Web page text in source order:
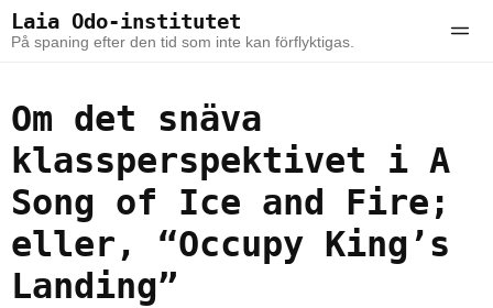
Skip to the content
Skip to the main menu
Laia Odo-institutet
På spaning efter den tid som inte kan förflyktigas.
Om det snäva
klassperspektivet i A
Song of Ice and Fire;
eller, “Occupy King’s
Landing”